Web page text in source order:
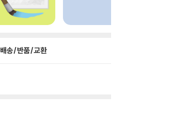
배송/반품/교환